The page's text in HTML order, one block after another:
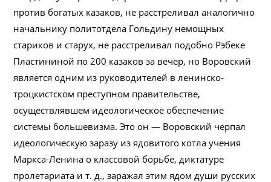
против богатых казаков, не расстреливал аналогично
начальнику политотдела Гольдину немощных
стариков и старух, не расстреливал подобно Рэбеке
Пластининой по 200 казаков за вечер, но Воровский
является одним из руководителей в ленинско-
троцкистском преступном правительстве,
осуществлявшем идеологическое обеспечение
системы большевизма. Это он — Воровский черпал
идеологическую заразу из ядовитого котла учения
Маркса-Ленина о классовой борьбе, диктатуре
пролетариата и т. д., заражал этим ядом души русских